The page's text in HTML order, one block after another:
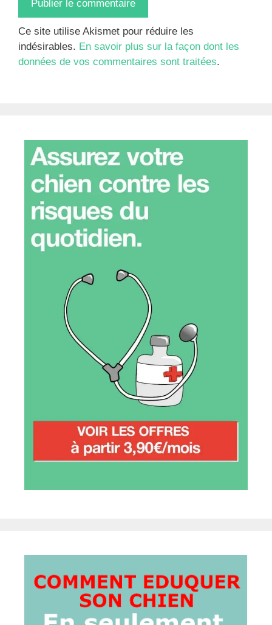
Ce site utilise Akismet pour réduire les
indésirables. En savoir plus sur la façon dont les
données de vos commentaires sont traitées.